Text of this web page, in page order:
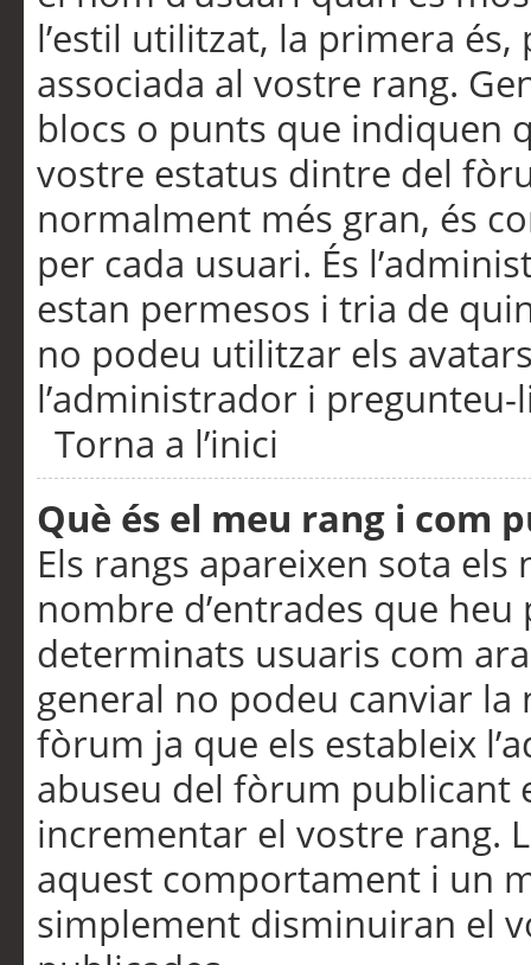
l’estil utilitzat, la primera
associada al vostre rang.
blocs o punts que indiquen
vostre estatus dintre del
normalment més gran, és
per cada usuari. És
estan permesos i tria de
no podeu utilitzar els
l’administrador i pregunteu-
Torna a l’inici
Què és el meu rang i com
Els rangs apareixen sota
nombre d’entrades que
determinats usuaris com
general no podeu canviar
fòrum ja que els estableix
abuseu del fòrum publicant
incrementar el vostre rang.
aquest comportament i un
simplement disminuiran el